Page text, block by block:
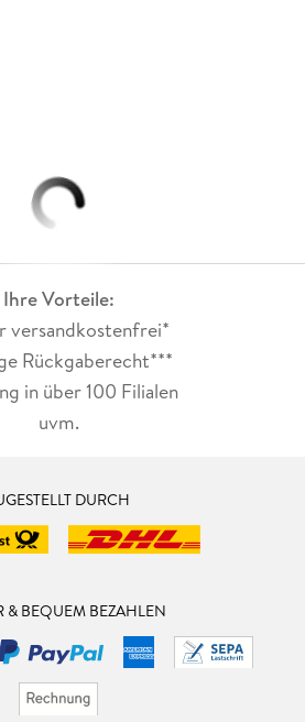
Ihre Vorteile:
versandkostenfrei*
Rückgaberecht***
in über 100 Filialen
uvm.
DURCH
& BEQUEM BEZAHLEN